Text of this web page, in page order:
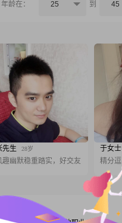
年龄在： 25 到 45
先生 28岁
趣幽默稳重踏实，好交友
于女士
精分